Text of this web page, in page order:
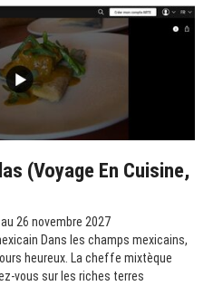
(Voyage En Cuisine,
26 novembre 2027
Dans les champs mexicains,
heureux. La cheffe mixtèque
vous sur les riches terres